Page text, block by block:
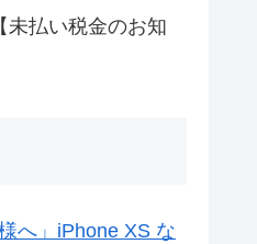
未払い税金のお知
へ」iPhone XS な